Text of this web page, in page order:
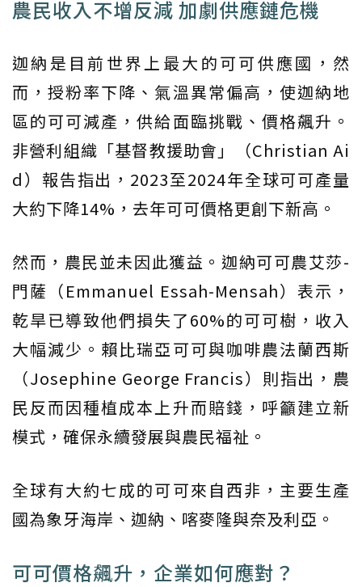
農民收入不增反減 加劇供應鏈危機
迦納是目前世界上最大的可可供應國，然
而，授粉率下降、氣溫異常偏高，使迦納地
區的可可減產，供給面臨挑戰、價格飆升。
非營利組織「基督教援助會」（Christian Ai
d）報告指出，2023至2024年全球可可產量
大約下降14%，去年可可價格更創下新高。
然而，農民並未因此獲益。迦納可可農艾莎-
門薩（Emmanuel Essah-Mensah）表示，
乾旱已導致他們損失了60%的可可樹，收入
大幅減少。賴比瑞亞可可與咖啡農法蘭西斯
（Josephine George Francis）則指出，農
民反而因種植成本上升而賠錢，呼籲建立新
模式，確保永續發展與農民福祉。
全球有大約七成的可可來自西非，主要生產
國為象牙海岸、迦納、喀麥隆與奈及利亞。
可可價格飆升，企業如何應對？